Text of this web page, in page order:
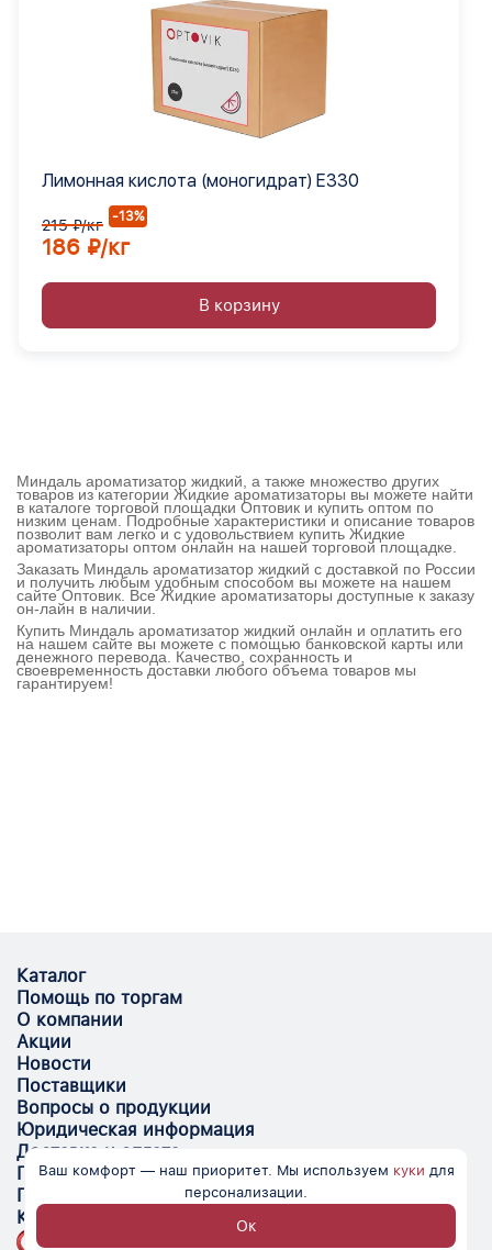
Лимонная кислота (моногидрат) Е330
215 ₽/кг -13%
186 ₽/кг
В корзину
Миндаль ароматизатор жидкий, а также множество других
товаров из категории Жидкие ароматизаторы вы можете найти
в каталоге торговой площадки Оптовик и купить оптом по
низким ценам. Подробные характеристики и описание товаров
позволит вам легко и с удовольствием купить Жидкие
ароматизаторы оптом онлайн на нашей торговой площадке.
Заказать Миндаль ароматизатор жидкий с доставкой по России
и получить любым удобным способом вы можете на нашем
сайте Оптовик. Все Жидкие ароматизаторы доступные к заказу
он-лайн в наличии.
Купить Миндаль ароматизатор жидкий онлайн и оплатить его
на нашем сайте вы можете с помощью банковской карты или
денежного перевода. Качество, сохранность и
своевременность доставки любого объема товаров мы
гарантируем!
Каталог
Помощь по торгам
О компании
Акции
Новости
Поставщики
Вопросы о продукции
Юридическая информация
Доставка и оплата
Поставщикам
Помощь
Контакты
Ваш комфорт — наш приоритет. Мы используем куки для
персонализации.
Ок